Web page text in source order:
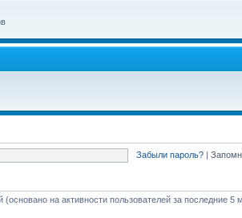
Забыли пароль? |
на активности пользователей за последние 5